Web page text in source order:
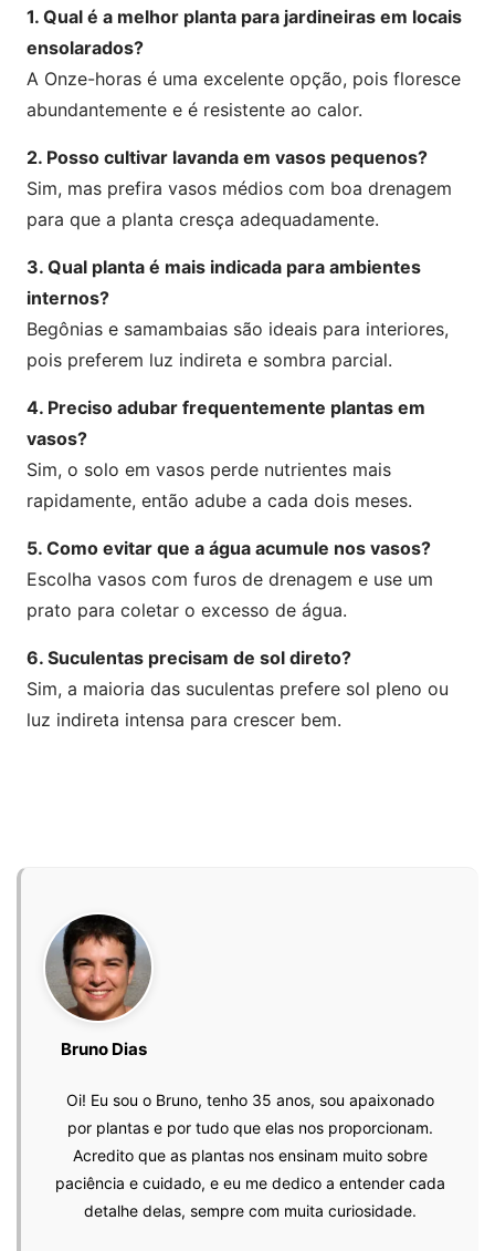
1. Qual é a melhor planta para jardineiras em locais
ensolarados?
A Onze-horas é uma excelente opção, pois floresce
abundantemente e é resistente ao calor.
2. Posso cultivar lavanda em vasos pequenos?
Sim, mas prefira vasos médios com boa drenagem
para que a planta cresça adequadamente.
3. Qual planta é mais indicada para ambientes
internos?
Begônias e samambaias são ideais para interiores,
pois preferem luz indireta e sombra parcial.
4. Preciso adubar frequentemente plantas em
vasos?
Sim, o solo em vasos perde nutrientes mais
rapidamente, então adube a cada dois meses.
5. Como evitar que a água acumule nos vasos?
Escolha vasos com furos de drenagem e use um
prato para coletar o excesso de água.
6. Suculentas precisam de sol direto?
Sim, a maioria das suculentas prefere sol pleno ou
luz indireta intensa para crescer bem.
Bruno Dias
Oi! Eu sou o Bruno, tenho 35 anos, sou apaixonado
por plantas e por tudo que elas nos proporcionam.
Acredito que as plantas nos ensinam muito sobre
paciência e cuidado, e eu me dedico a entender cada
detalhe delas, sempre com muita curiosidade.